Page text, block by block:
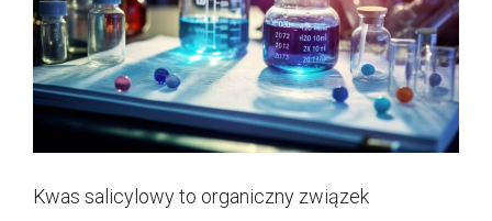
Kwas salicylowy to organiczny związek